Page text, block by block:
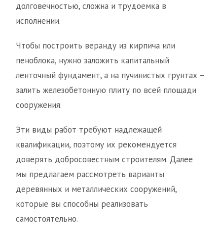
долговечностью, сложна и трудоемка в
исполнении.
Чтобы построить веранду из кирпича или
пеноблока, нужно заложить капитальный
ленточный фундамент, а на пучинистых грунтах –
залить железобетонную плиту по всей площади
сооружения.
Эти виды работ требуют надлежащей
квалификации, поэтому их рекомендуется
доверять добросовестным строителям. Далее
мы предлагаем рассмотреть варианты
деревянных и металлических сооружений,
которые вы способны реализовать
самостоятельно.